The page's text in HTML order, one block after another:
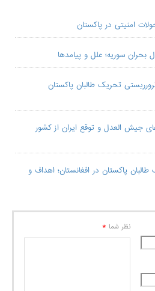
امنیتی در پاکستان
بحران سوریه؛ علل و پیامدها
تحریک طالبان پاکستان
جیش العدل و توقع ایران از کشور
پاکستان در افغانستان؛ اهداف و
نظر شما *